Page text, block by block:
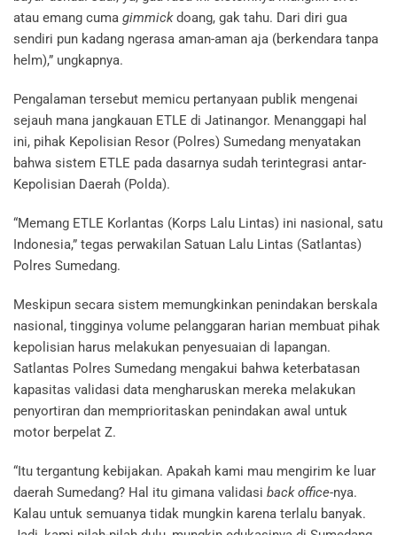
atau emang cuma gimmickdoang, gak tahu. Dari diri gua
sendiri pun kadang ngerasa aman-aman aja (berkendara tanpa
helm),” ungkapnya.
Pengalaman tersebut memicu pertanyaan publik mengenai
sejauh mana jangkauan ETLE di Jatinangor. Menanggapi hal
ini, pihak Kepolisian Resor (Polres) Sumedang menyatakan
bahwa sistem ETLE pada dasarnya sudah terintegrasi antar-
Kepolisian Daerah (Polda).
“Memang ETLE Korlantas (Korps Lalu Lintas) ini nasional, satu
Indonesia,” tegas perwakilan Satuan Lalu Lintas (Satlantas)
Polres Sumedang.
Meskipun secara sistem memungkinkan penindakan berskala
nasional, tingginya volume pelanggaran harian membuat pihak
kepolisian harus melakukan penyesuaian di lapangan.
Satlantas Polres Sumedang mengakui bahwa keterbatasan
kapasitas validasi data mengharuskan mereka melakukan
penyortiran dan memprioritaskan penindakan awal untuk
motor berpelat Z.
“Itu tergantung kebijakan. Apakah kami mau mengirim ke luar
daerah Sumedang? Hal itu gimana validasi back office-nya.
Kalau untuk semuanya tidak mungkin karena terlalu banyak.